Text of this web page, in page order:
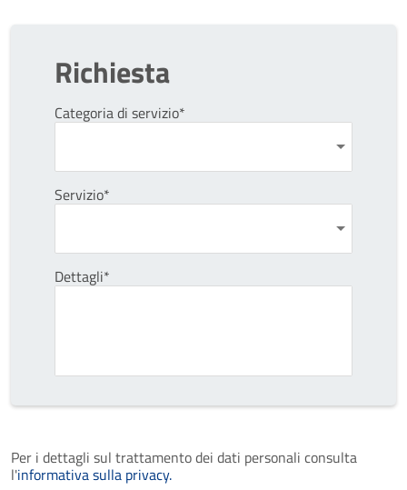
Richiesta
Categoria di servizio*
Servizio*
Dettagli*
Per i dettagli sul trattamento dei dati personali consulta
l'informativa sulla privacy.